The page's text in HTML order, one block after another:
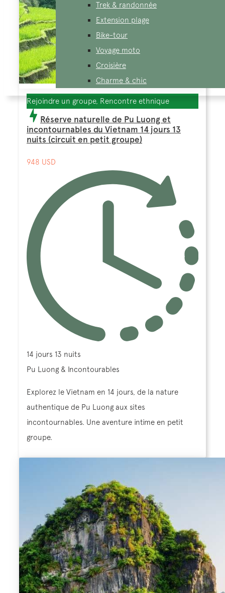
Trek & randonnée
Extension plage
Bike-tour
Voyage moto
Croisière
Charme & chic
Rejoindre un groupe, Rencontre ethnique
Réserve naturelle de Pu Luong et
incontournables du Vietnam 14 jours 13
nuits (circuit en petit groupe)
948 USD
14 jours 13 nuits
Pu Luong & Incontourables
Explorez le Vietnam en 14 jours, de la nature
authentique de Pu Luong aux sites
incontournables. Une aventure intime en petit
groupe.